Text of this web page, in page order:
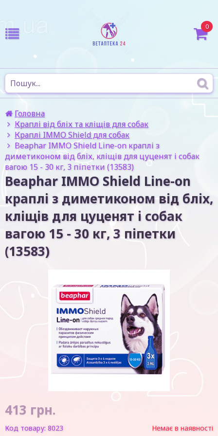
0
Головна
Краплі від бліх та кліщів для собак
Краплі IMMO Shield для собак
Beaphar IMMO Shield Line-on краплі з
диметиконом від бліх, кліщів для цуценят і собак
вагою 15 - 30 кг, 3 піпетки (13583)
Beaphar IMMO Shield Line-on
краплі з диметиконом від бліх,
кліщів для цуценят і собак
вагою 15 - 30 кг, 3 піпетки
(13583)
413 грн.
Код товару: 8023 Немає в наявності